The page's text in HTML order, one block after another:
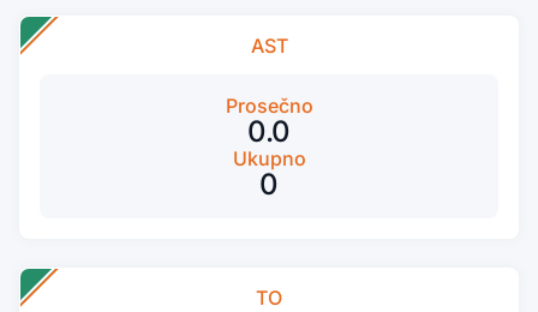
AST
Prosečno
0.0
Ukupno
0
TO